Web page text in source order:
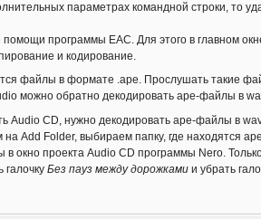
параметрах командной строки, то
программы EAC. Для этого в главном
и кодирование.
файлы в формате .ape. Прослушать такие
можно обратно декодировать ape-файлы в
Audio CD, нужно декодировать ape-файлы в
Add Folder, выбираем папку, где находятся
окно проекта Audio CD программы Nero.
галочку Без пауз между дорожками и убрать